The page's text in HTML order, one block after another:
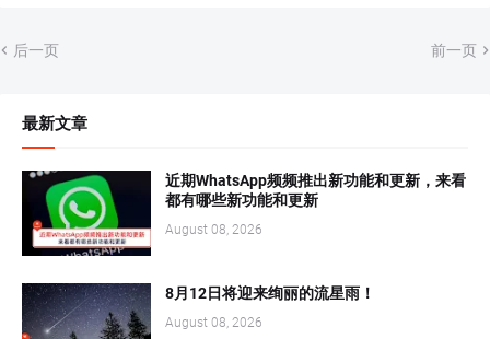
后一页 前一页
最新文章
近期WhatsApp频频推出新功能和更新，来看
都有哪些新功能和更新
August 08, 2026
8月12日将迎来绚丽的流星雨！
August 08, 2026